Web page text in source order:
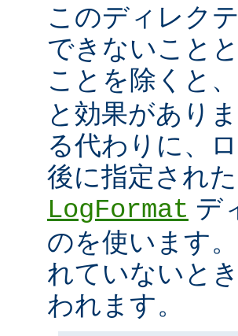
このディレク
できないこと
ことを除くと、
と効果があり
る代わりに、
後に指定され
LogFormat デ
のを使います
れていないと
われます。